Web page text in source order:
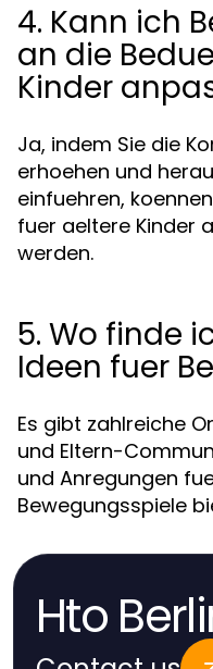
4. Kann ich
an die
Kinder
Ja, indem Sie die
erhoehen und
einfuehren,
fuer aeltere Kinder
werden.
5. Wo finde
Ideen fuer
Es gibt zahlreiche
und Eltern-
und Anregungen
Bewegungsspiele
Hto